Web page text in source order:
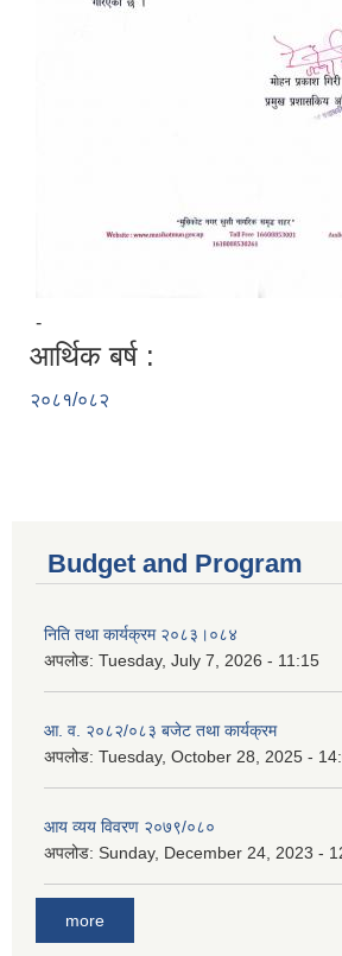
-
आर्थिक बर्ष :
२०८१/०८२
Budget and Program
निति तथा कार्यक्रम २०८३।०८४
अपलोड: Tuesday, July 7, 2026 - 11:15
आ. व. २०८२/०८३ बजेट तथा कार्यक्रम
अपलोड: Tuesday, October 28, 2025 -
आय व्यय विवरण २०७९/०८०
अपलोड: Sunday, December 24, 2023 -
more